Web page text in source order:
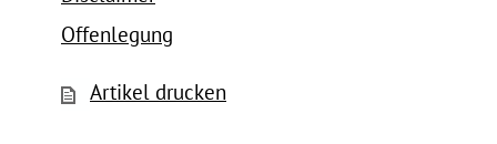
Offenlegung
Artikel drucken